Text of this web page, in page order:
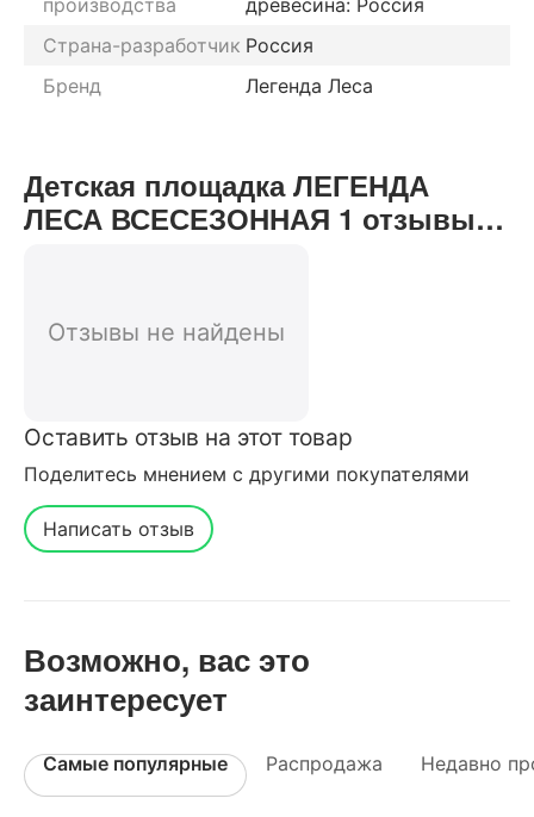
Страна-разработчик Россия
Бренд
Легенда Леса
Детская площадка ЛЕГЕНДА
ЛЕСА ВСЕСЕЗОННАЯ 1 отзывы
Отзывы не найдены
Оставить отзыв на этот товар
Поделитесь мнением с другими покупателями
Написать отзыв
Возможно, вас это
заинтересует
Самые популярные Распродажа Недавно